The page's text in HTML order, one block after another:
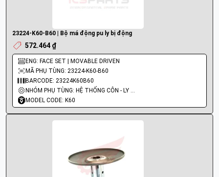
23224-K60-B60 | Bộ má động pu ly bị động
572.464 ₫
ENG: FACE SET | MOVABLE DRIVEN
MÃ PHỤ TÙNG: 23224-K60-B60
BARCODE: 23224K60B60
NHÓM PHỤ TÙNG: HỆ THỐNG CÔN - LY HỢP - TRỤC SỐ - BÁNH RĂNG
MODEL CODE: K60